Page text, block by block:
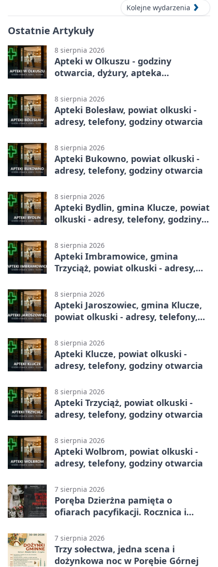
Kolejne wydarzenia
Ostatnie Artykuły
8 sierpnia 2026
Apteki w Olkuszu - godziny
otwarcia, dyżury, apteka
8 sierpnia 2026
Apteki Bolesław, powiat olkuski -
adresy, telefony, godziny otwarcia
8 sierpnia 2026
Apteki Bukowno, powiat olkuski -
adresy, telefony, godziny otwarcia
8 sierpnia 2026
Apteki Bydlin, gmina Klucze, powiat
olkuski - adresy, telefony, godziny
8 sierpnia 2026
Apteki Imbramowice, gmina
Trzyciąż, powiat olkuski - adresy,
8 sierpnia 2026
Apteki Jaroszowiec, gmina Klucze,
powiat olkuski - adresy, telefony,
8 sierpnia 2026
Apteki Klucze, powiat olkuski -
adresy, telefony, godziny otwarcia
8 sierpnia 2026
Apteki Trzyciąż, powiat olkuski -
adresy, telefony, godziny otwarcia
8 sierpnia 2026
Apteki Wolbrom, powiat olkuski -
adresy, telefony, godziny otwarcia
7 sierpnia 2026
Poręba Dzierżna pamięta o
ofiarach pacyfikacji. Rocznica i
7 sierpnia 2026
Trzy sołectwa, jedna scena i
dożynkowa noc w Porębie Górnej